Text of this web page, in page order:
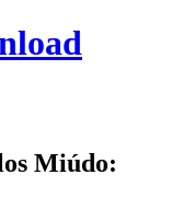
Miúdo: